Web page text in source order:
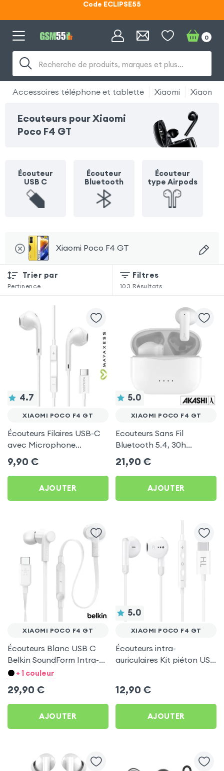
Code ECLIPSE55
Recherche de produits, marques et plus…
0
Accessoires téléphone et tablette Xiaomi Xiaomi
Ecouteurs pour Xiaomi
Poco F4 GT
Écouteur
USB C
Écouteur
Bluetooth
Écouteur
type Airpods
Xiaomi Poco F4 GT
Trier par
Pertinence
Filtres
103 Résultats
4.7
XIAOMI POCO F4 GT
Écouteurs Filaires USB-C
avec Microphone
Mayaxess Blancs pour
Xiaomi Poco F4 GT
9,90 €
AJOUTER
5.0
XIAOMI POCO F4 GT
Ecouteurs Sans Fil
Bluetooth 5.4, 30h
d'autonomie, Son Stéréo,
Akashi - Blanc pour
Xiaomi Poco F4 GT
21,90 €
AJOUTER
XIAOMI POCO F4 GT
Écouteurs Blanc USB C
Belkin SoundForm Intra-
auriculaires avec Micro
+ 1 couleur
29,90 €
AJOUTER
5.0
XIAOMI POCO F4 GT
Écouteurs intra-
auriculaires Kit piéton USB
12,90 €
AJOUTER